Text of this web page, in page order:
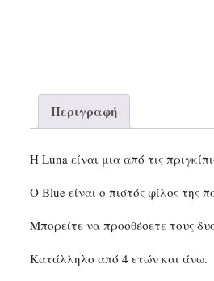
Περιγραφή
Η Luna είναι μια από τις
Ο Blue είναι ο πιστός φίλος της
Μπορείτε να προσθέσετε τους
Κατάλληλο από 4 ετών και άνω.